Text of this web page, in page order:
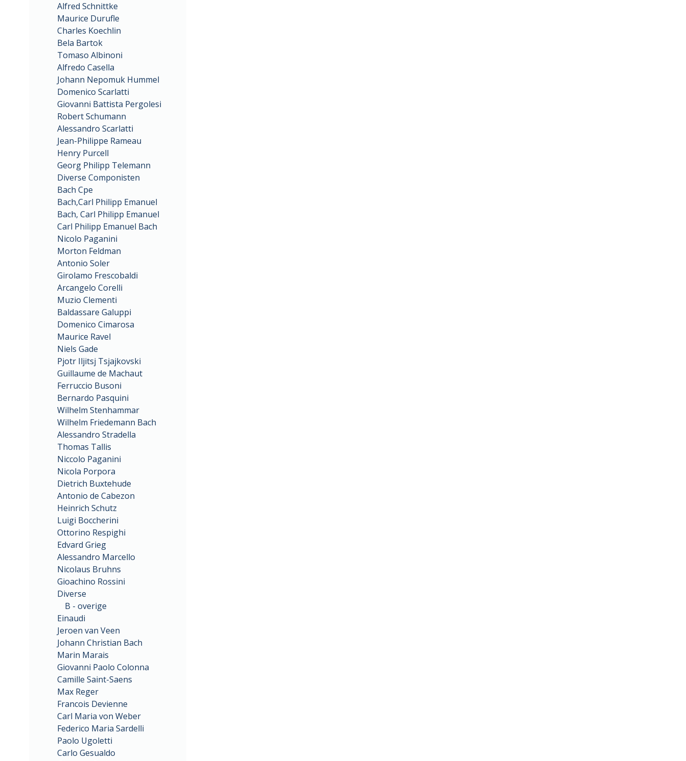
Alfred Schnittke
Maurice Durufle
Charles Koechlin
Bela Bartok
Tomaso Albinoni
Alfredo Casella
Johann Nepomuk Hummel
Domenico Scarlatti
Giovanni Battista Pergolesi
Robert Schumann
Alessandro Scarlatti
Jean-Philippe Rameau
Henry Purcell
Georg Philipp Telemann
Diverse Componisten
Bach Cpe
Bach,Carl Philipp Emanuel
Bach, Carl Philipp Emanuel
Carl Philipp Emanuel Bach
Nicolo Paganini
Morton Feldman
Antonio Soler
Girolamo Frescobaldi
Arcangelo Corelli
Muzio Clementi
Baldassare Galuppi
Domenico Cimarosa
Maurice Ravel
Niels Gade
Pjotr Iljitsj Tsjajkovski
Guillaume de Machaut
Ferruccio Busoni
Bernardo Pasquini
Wilhelm Stenhammar
Wilhelm Friedemann Bach
Alessandro Stradella
Thomas Tallis
Niccolo Paganini
Nicola Porpora
Dietrich Buxtehude
Antonio de Cabezon
Heinrich Schutz
Luigi Boccherini
Ottorino Respighi
Edvard Grieg
Alessandro Marcello
Nicolaus Bruhns
Gioachino Rossini
Diverse
B - overige
Einaudi
Jeroen van Veen
Johann Christian Bach
Marin Marais
Giovanni Paolo Colonna
Camille Saint-Saens
Max Reger
Francois Devienne
Carl Maria von Weber
Federico Maria Sardelli
Paolo Ugoletti
Carlo Gesualdo